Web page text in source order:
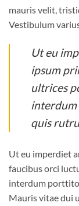
mauris velit,
Vestibulum
Ut eu
ipsum
ultrices
interdum
quis
Ut eu imperdiet
faucibus orci
interdum
Mauris vitae dui